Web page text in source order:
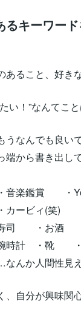
キーワー
あること、好き
い！”なんてこ
なんでも良いで
から書き出し
音楽鑑賞 ・
カービィ(笑)
司 ・お酒
腕時計 ・靴
んか人間性見
、自分が興味関